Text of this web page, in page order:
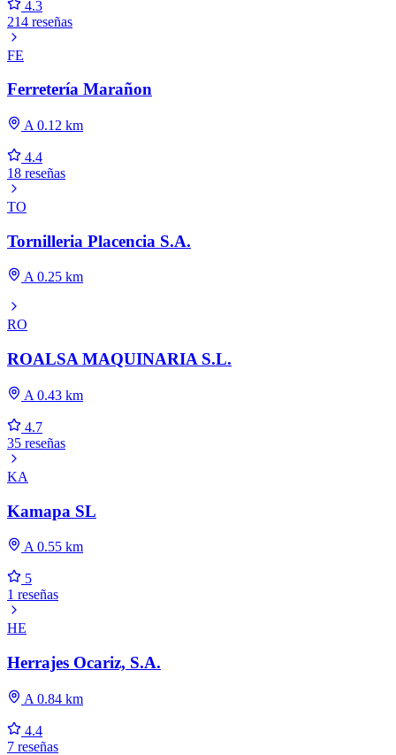
4.3
214 reseñas
FE
Ferretería Marañon
A 0.12 km
4.4
18 reseñas
TO
Tornilleria Placencia S.A.
A 0.25 km
RO
ROALSA MAQUINARIA S.L.
A 0.43 km
4.7
35 reseñas
KA
Kamapa SL
A 0.55 km
5
1 reseñas
HE
Herrajes Ocariz, S.A.
A 0.84 km
4.4
7 reseñas